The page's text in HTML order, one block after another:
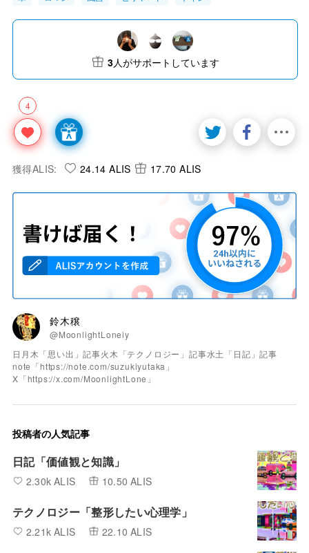
4
3人がサポートしています
獲得ALIS: 24.14 ALIS 17.70 ALIS
鈴木穣
@MoonlightLoneiy
日月木「思い出」記事火木「テクノロジー」記事水土「日記」記事
note「https://note.com/suzukiyutaka」
X「https://x.com/MoonlightLone」
投稿者の人気記事
日記「価値観と知識」
2.30k ALIS 10.50 ALIS
テクノロジー「整形したい心理学」
2.21k ALIS 22.10 ALIS